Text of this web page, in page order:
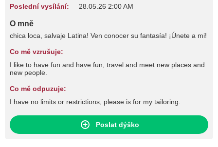
Poslední vysílání: 28.05.26 2:00 AM
O mně
chica loca, salvaje Latina! Ven conocer su fantasía! ¡Únete a mi!
Co mě vzrušuje:
I like to have fun and have fun, travel and meet new places and
new people.
Co mě odpuzuje:
I have no limits or restrictions, please is for my tailoring.
Poslat dýško